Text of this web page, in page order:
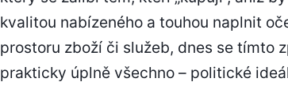
kvalitou nabízeného a touhou naplnit
prostoru zboží či služeb, dnes se tímto
prakticky úplně všechno – politické